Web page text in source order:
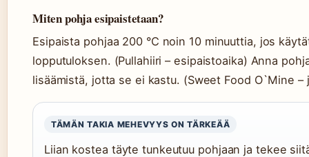
Miten pohja esipaistetaan?
Esipaista pohjaa 200 °C noin 10 minuuttia, jos
lopputuloksen. (Pullahiiri – esipaistoaika) Anna
lisäämistä, jotta se ei kastu. (Sweet Food O`Mine
TÄMÄN TAKIA MEHEVYYS ON TÄRKEÄÄ
Liian kostea täyte tunkeutuu pohjaan ja tekee